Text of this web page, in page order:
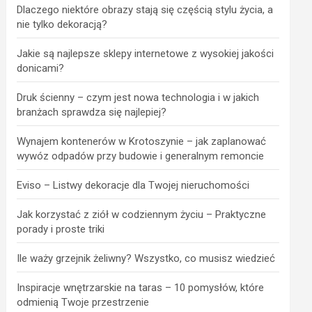
Dlaczego niektóre obrazy stają się częścią stylu życia, a
nie tylko dekoracją?
Jakie są najlepsze sklepy internetowe z wysokiej jakości
donicami?
Druk ścienny – czym jest nowa technologia i w jakich
branżach sprawdza się najlepiej?
Wynajem kontenerów w Krotoszynie – jak zaplanować
wywóz odpadów przy budowie i generalnym remoncie
Eviso – Listwy dekoracje dla Twojej nieruchomości
Jak korzystać z ziół w codziennym życiu – Praktyczne
porady i proste triki
Ile waży grzejnik żeliwny? Wszystko, co musisz wiedzieć
Inspiracje wnętrzarskie na taras – 10 pomysłów, które
odmienią Twoje przestrzenie